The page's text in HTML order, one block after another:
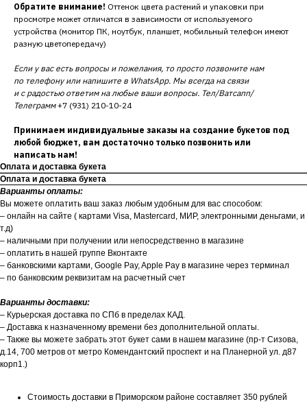
Обратите внимание! Оттенок цвета растений и упаковки при
просмотре может отличатся в зависимости от используемого
устройства (монитор ПК, ноутбук, планшет, мобильный телефон имеют
разную цветопередачу)
Если у вас есть вопросы и пожелания, то просто позвоните нам
по телефону или напишите в WhatsApp. Мы всегда на связи
и с радостью ответим на любые ваши вопросы. Тел/Ватсапп/
Телеграмм+7 (931) 210-10-24
Принимаем индивидуальные заказы на создание букетов под
любой бюджет, вам достаточно только позвонить или
написать нам!
Оплата и доставка букета
Оплата и доставка букета
Варианты оплаты:
Вы можете оплатить ваш заказ любым удобным для вас способом:
– онлайн на сайте ( картами Visa, Mastercard, МИР, электронными деньгами, и
т.д)
– наличными при получении или непосредственно в магазине
– оплатить в нашей группе Вконтакте
– банковскими картами, Google Pay, Apple Pay в магазине через терминал
– по банковским реквизитам на расчетный счет
Варианты доставки:
– Курьерская доставка по СПб в пределах КАД.
– Доставка к назначенному времени без дополнительной оплаты.
– Также вы можете забрать этот букет сами в нашем магазине (пр-т Сизова,
д.14, 700 метров от метро Комендантский проспект и на Планерной ул. д87
корп1.)
Стоимость доставки в Приморском районе составляет 350 рублей